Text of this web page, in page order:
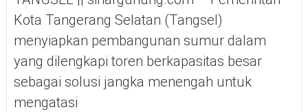
Kota Tangerang Selatan (Tangsel)
menyiapkan pembangunan sumur dalam
yang dilengkapi toren berkapasitas besar
sebagai solusi jangka menengah untuk
mengatasi